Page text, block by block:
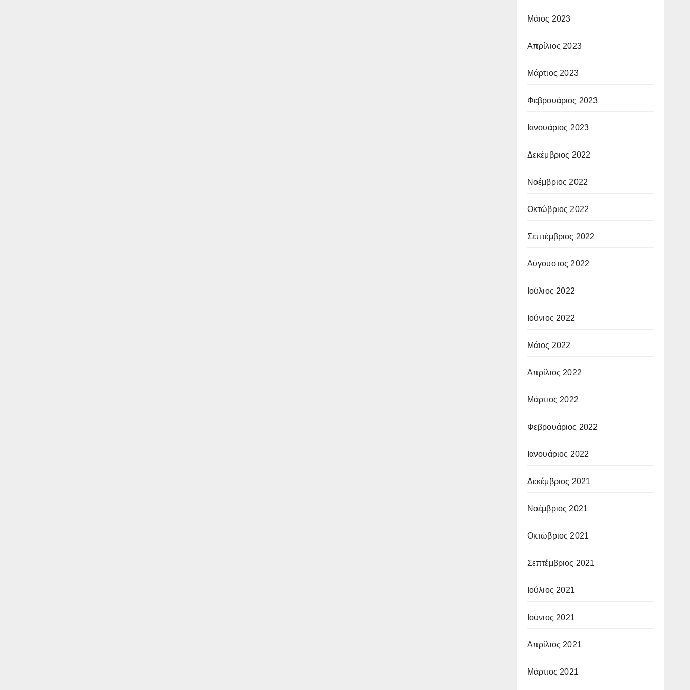
Μάιος 2023
Απρίλιος 2023
Μάρτιος 2023
Φεβρουάριος 2023
Ιανουάριος 2023
Δεκέμβριος 2022
Νοέμβριος 2022
Οκτώβριος 2022
Σεπτέμβριος 2022
Αύγουστος 2022
Ιούλιος 2022
Ιούνιος 2022
Μάιος 2022
Απρίλιος 2022
Μάρτιος 2022
Φεβρουάριος 2022
Ιανουάριος 2022
Δεκέμβριος 2021
Νοέμβριος 2021
Οκτώβριος 2021
Σεπτέμβριος 2021
Ιούλιος 2021
Ιούνιος 2021
Απρίλιος 2021
Μάρτιος 2021